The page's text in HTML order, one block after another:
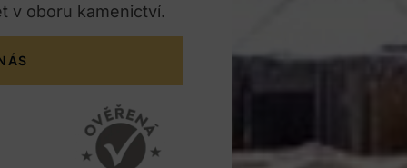
v oboru kamenictví.